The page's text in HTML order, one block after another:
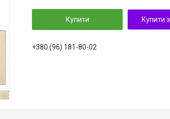
Купити Купити з
+380 (96) 181-80-02